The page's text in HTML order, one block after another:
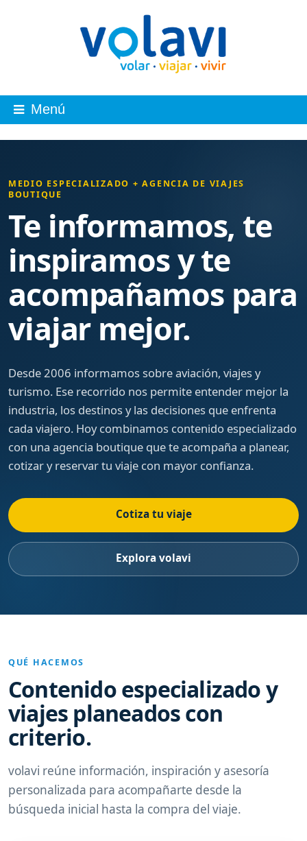
Menú
MEDIO ESPECIALIZADO + AGENCIA DE VIAJES
BOUTIQUE
Te informamos, te
inspiramos y te
acompañamos para
viajar mejor.
Desde 2006 informamos sobre aviación, viajes y
turismo. Ese recorrido nos permite entender mejor la
industria, los destinos y las decisiones que enfrenta
cada viajero. Hoy combinamos contenido especializado
con una agencia boutique que te acompaña a planear,
cotizar y reservar tu viaje con mayor confianza.
Cotiza tu viaje
Explora volavi
QUÉ HACEMOS
Contenido especializado y
viajes planeados con
criterio.
volavi reúne información, inspiración y asesoría
personalizada para acompañarte desde la
búsqueda inicial hasta la compra del viaje.